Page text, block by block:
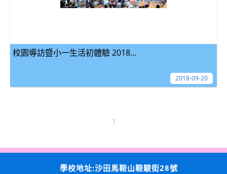
校園導訪暨小一生活初體驗 2018...
2018-09-20
1
學校地址:沙田馬鞍山鞍駿街28號